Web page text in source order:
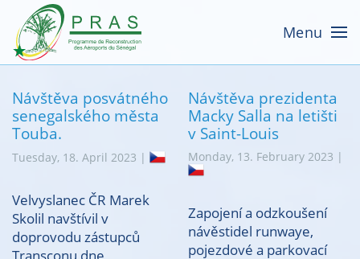
Menu
Návštěva posvátného
senegalského města
Touba.
Tuesday, 18. April 2023 |
Velvyslanec ČR Marek
Skolil navštívil v
doprovodu zástupců
Návštěva prezidenta
Macky Salla na letišti
v Saint-Louis
Monday, 13. February 2023 |
Zapojení a odzkoušení
návěstidel runwaye,
pojezdové a parkovací